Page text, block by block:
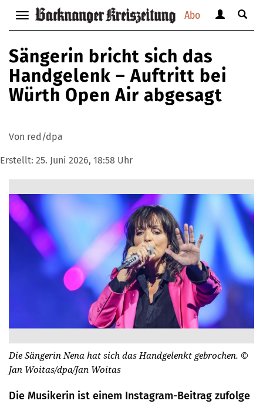
Abo
Navigation
anzeigen
bzw.
verbergen
anzeigen
Suche
Sängerin bricht sich das
Handgelenk – Auftritt bei
Würth Open Air abgesagt
Von red/dpa
Erstellt: 25. Juni 2026, 18:58 Uhr
Die Sängerin Nena hat sich das Handgelenkt gebrochen. ©
Jan Woitas/dpa/Jan Woitas
Die Musikerin ist einem Instagram-Beitrag zufolge